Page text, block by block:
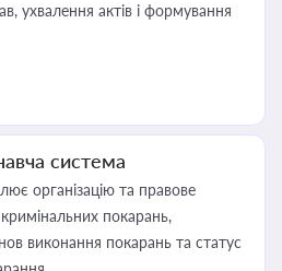
ухвалення актів і формування
система
організацію та правове
покарань,
виконання покарань та статус